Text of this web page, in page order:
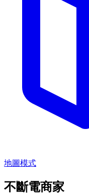
地圖模式
不斷電商家